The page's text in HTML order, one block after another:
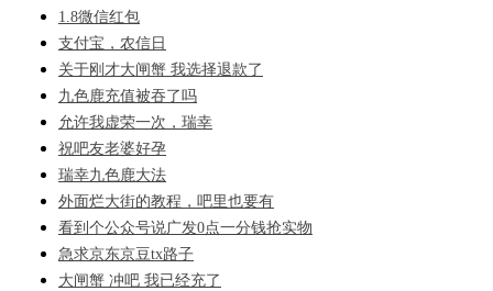
1.8微信红包
支付宝，农信日
关于刚才大闸蟹 我选择退款了
九色鹿充值被吞了吗
允许我虚荣一次，瑞幸
祝吧友老婆好孕
瑞幸九色鹿大法
外面烂大街的教程，吧里也要有
看到个公众号说广发0点一分钱抢实物
急求京东京豆tx路子
大闸蟹 冲吧 我已经充了